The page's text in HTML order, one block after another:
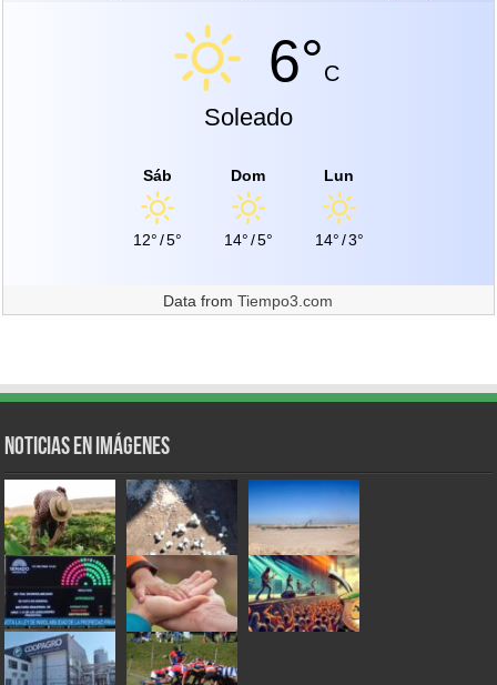
6°C
Soleado
Sáb
12°/5°
Dom
14°/5°
Lun
14°/3°
Data fromTiempo3.com
Noticias en Imágenes